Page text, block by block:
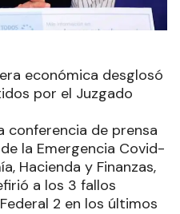
económica desglosó
por el Juzgado
conferencia de prensa
la Emergencia Covid-
Hacienda y Finanzas,
a los 3 fallos
2 en los últimos